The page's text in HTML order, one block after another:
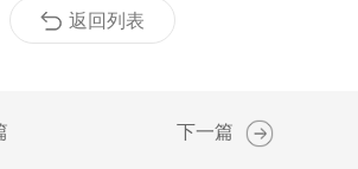
返回列表
下一篇